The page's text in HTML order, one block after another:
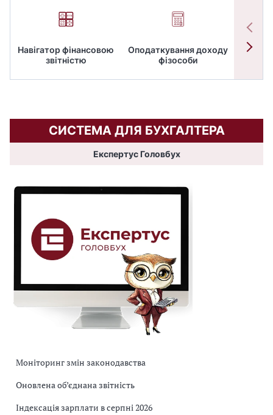
Навігатор фінансовою
звітністю
Оподаткування доходу
фізособи
СИСТЕМА ДЛЯ БУХГАЛТЕРА
Експертус Головбух
Моніторинг змін законодавства
Оновлена об’єднана звітність
Індексація зарплати в серпні 2026